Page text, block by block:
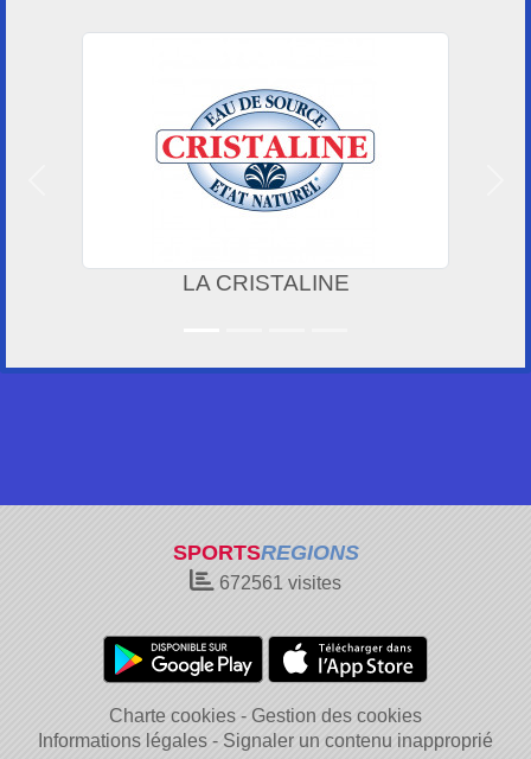
LA CRISTALINE
SPORTSREGIONS
672561 visites
Charte cookies
Gestion des cookies
Informations légales
Signaler un contenu inapproprié